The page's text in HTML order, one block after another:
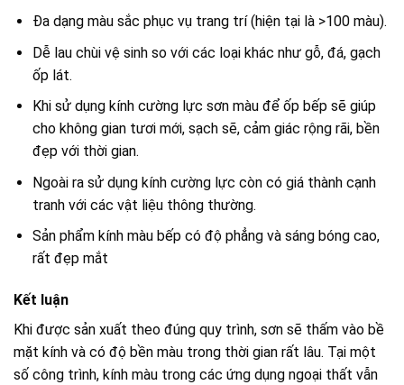
Đa dạng màu sắc phục vụ trang trí (hiện tại là >100 màu).
Dễ lau chùi vệ sinh so với các loại khác như gỗ, đá, gạch
ốp lát.
Khi sử dụng kính cường lực sơn màu để ốp bếp sẽ giúp
cho không gian tươi mới, sạch sẽ, cảm giác rộng rãi, bền
đẹp với thời gian.
Ngoài ra sử dụng kính cường lực còn có giá thành cạnh
tranh với các vật liệu thông thường.
Sản phẩm kính màu bếp có độ phẳng và sáng bóng cao,
rất đẹp mắt
Kết luận
Khi được sản xuất theo đúng quy trình, sơn sẽ thấm vào bề
mặt kính và có độ bền màu trong thời gian rất lâu. Tại một
số công trình, kính màu trong các ứng dụng ngoại thất vẫn